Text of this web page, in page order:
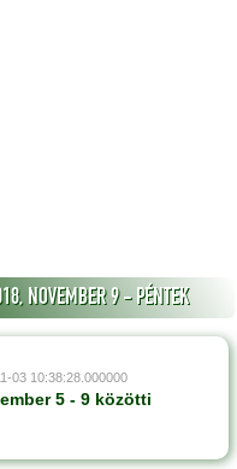
NOVEMBER 9 - PÉNTEK
03 10:38:28.000000
5 - 9 közötti